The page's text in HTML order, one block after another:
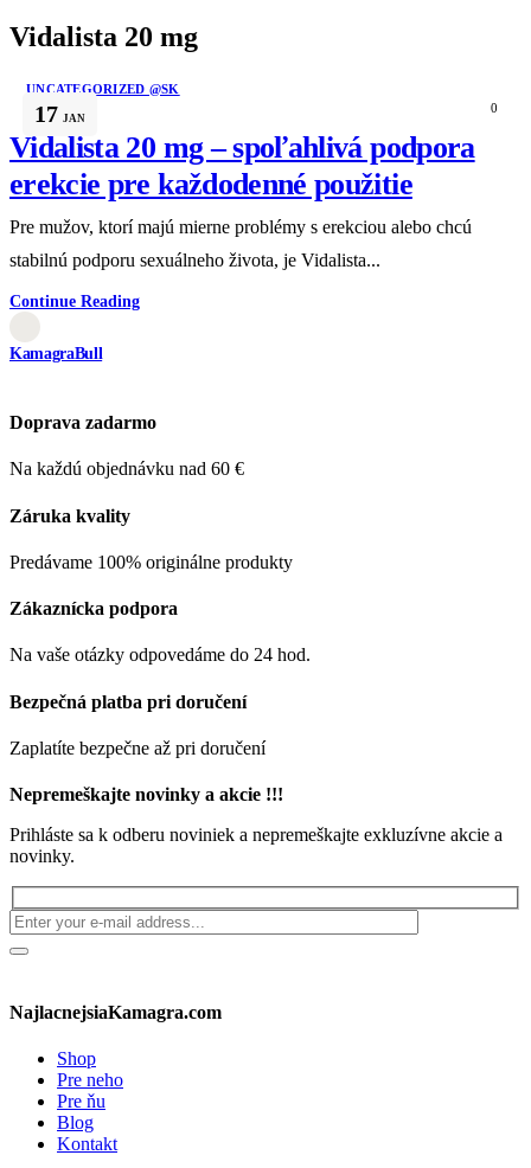
Vidalista 20 mg
17 JAN
0
UNCATEGORIZED @SK
Vidalista 20 mg – spoľahlivá podpora
erekcie pre každodenné použitie
Pre mužov, ktorí majú mierne problémy s erekciou alebo chcú
stabilnú podporu sexuálneho života, je Vidalista...
Continue Reading
KamagraBull
Doprava zadarmo
Na každú objednávku nad 60 €
Záruka kvality
Predávame 100% originálne produkty
Zákaznícka podpora
Na vaše otázky odpovedáme do 24 hod.
Bezpečná platba pri doručení
Zaplatíte bezpečne až pri doručení
Nepremeškajte novinky a akcie !!!
Prihláste sa k odberu noviniek a nepremeškajte exkluzívne akcie a
novinky.
NajlacnejsiaKamagra.com
Shop
Pre neho
Pre ňu
Blog
Kontakt